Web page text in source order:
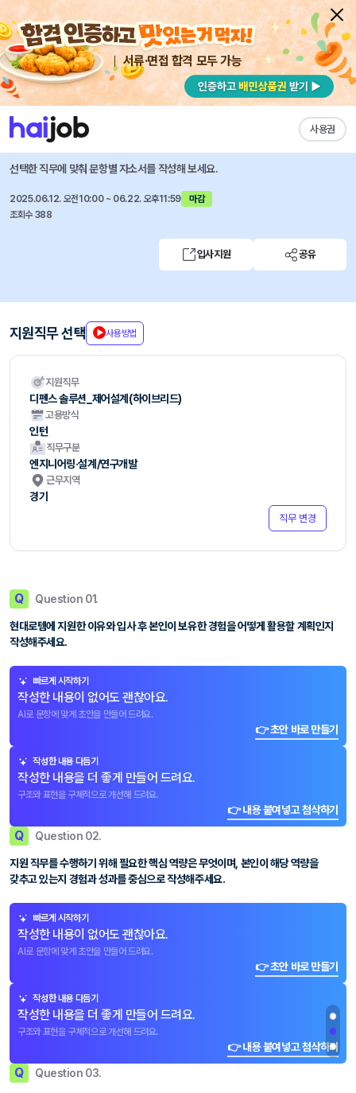
서류·면접 합격 모두 가능
사용권
채용공고 자소서 자유항목 자소서 내 작성목록
현대로템 즐겨찾기
2025년 하계 석/박사 인턴 모집
선택한 직무에 맞춰 문항별 자소서를 작성해 보세요.
2025.06.12. 오전10:00 ~ 06.22. 오후11:59
마감
조회수 388
입사지원 공유
지원직무 선택 사용방법
지원직무
디펜스 솔루션_제어설계(하이브리드)
고용방식
인턴
직무구분
엔지니어링·설계/연구개발
근무지역
경기
직무 변경
Q Question 01.
현대로템에 지원한 이유와 입사 후 본인이 보유한 경험을 어떻게 활용할 계획인지
작성해주세요.
빠르게 시작하기
작성한 내용이 없어도 괜찮아요.
AI로 문항에 맞게 초안을 만들어 드려요.
👉 초안 바로 만들기
작성한 내용 다듬기
작성한 내용을 더 좋게 만들어 드려요.
구조와 표현을 구체적으로 개선해 드려요.
👉 내용 붙여넣고 첨삭하기
Q Question 02.
지원 직무를 수행하기 위해 필요한 핵심 역량은 무엇이며, 본인이 해당 역량을
갖추고 있는지 경험과 성과를 중심으로 작성해주세요.
빠르게 시작하기
작성한 내용이 없어도 괜찮아요.
AI로 문항에 맞게 초안을 만들어 드려요.
👉 초안 바로 만들기
작성한 내용 다듬기
작성한 내용을 더 좋게 만들어 드려요.
구조와 표현을 구체적으로 개선해 드려요.
👉 내용 붙여넣고 첨삭하기
Q Question 03.